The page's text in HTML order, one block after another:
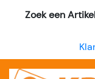
Zoek een